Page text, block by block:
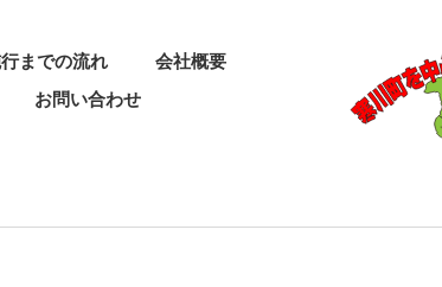
までの流れ
会社概要
お問い合わせ